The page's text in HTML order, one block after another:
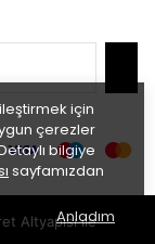
için
çerezler
bilgiye
sayfamızdan
Anladım
Altyapısı ile